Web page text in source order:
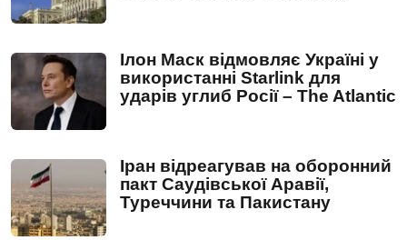
Ілон Маск відмовляє Україні у
використанні Starlink для
ударів углиб Росії – The Atlantic
Іран відреагував на оборонний
пакт Саудівської Аравії,
Туреччини та Пакистану